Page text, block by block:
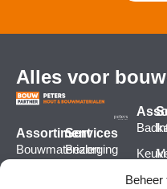
Beheer
Alles voor
Assortiment
Bouwmaterialen
Services
Bezorging
Verfmengservice